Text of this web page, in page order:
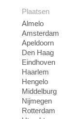
Plaatsen
Almelo
Amsterdam
Apeldoorn
Den Haag
Eindhoven
Haarlem
Hengelo
Middelburg
Nijmegen
Rotterdam